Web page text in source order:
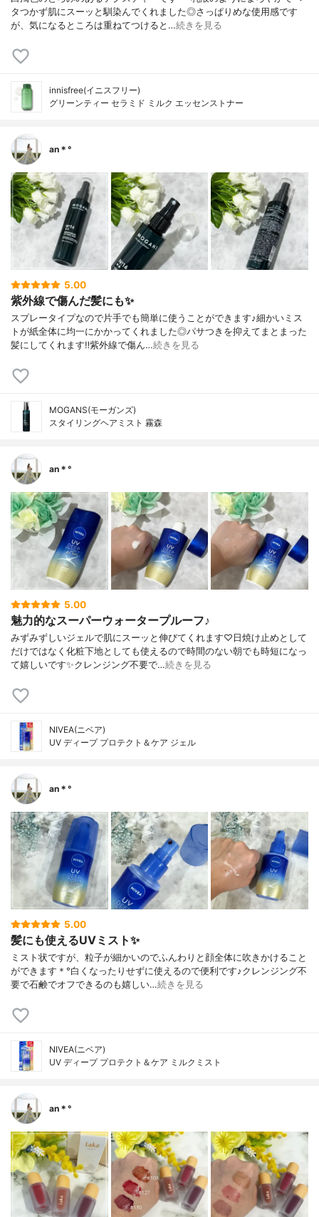
タつかず肌にスーッと馴染んでくれました◎さっぱりめな使用感です
が、気になるところは重ねてつけると…続きを見る
innisfree(イニスフリー)
グリーンティー セラミド ミルク エッセンストナー
an＊°
5.00
紫外線で傷んだ髪にも✨
スプレータイプなので片手でも簡単に使うことができます♪細かいミス
トが紙全体に均一にかかってくれました◎パサつきを抑えてまとまった
髪にしてくれます‼︎紫外線で傷ん…続きを見る
MOGANS(モーガンズ)
スタイリングヘアミスト 霧森
an＊°
5.00
魅力的なスーパーウォータープルーフ♪
みずみずしいジェルで肌にスーッと伸びてくれます♡日焼け止めとして
だけではなく化粧下地としても使えるので時間のない朝でも時短になっ
て嬉しいです✨クレンジング不要で…続きを見る
NIVEA(ニベア)
UV ディープ プロテクト＆ケア ジェル
an＊°
5.00
髪にも使えるUVミスト✨
ミスト状ですが、粒子が細かいのでふんわりと顔全体に吹きかけること
ができます＊°白くなったりせずに使えるので便利です♪クレンジング不
要で石鹸でオフできるのも嬉しい…続きを見る
NIVEA(ニベア)
UV ディープ プロテクト＆ケア ミルクミスト
an＊°